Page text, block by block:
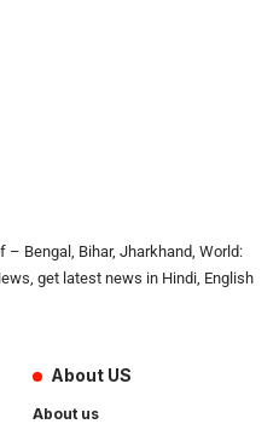
– Bengal, Bihar, Jharkhand, World:
get latest news in Hindi, English
About US
About us